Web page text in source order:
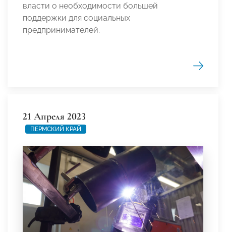
власти о необходимости большей
поддержки для социальных
предпринимателей.
21 Апреля 2023
ПЕРМСКИЙ КРАЙ